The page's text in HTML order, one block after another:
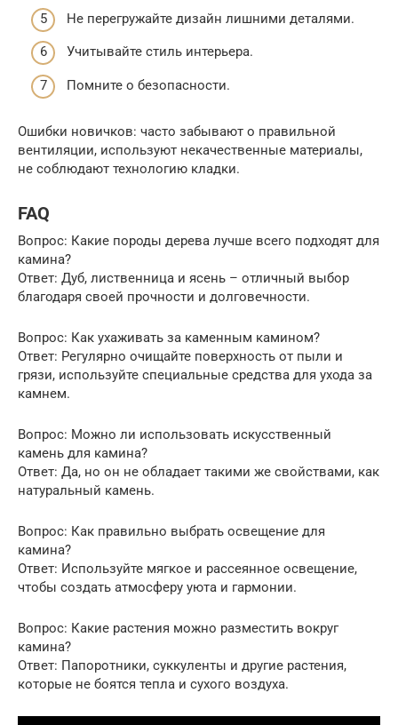
Не перегружайте дизайн лишними деталями.
Учитывайте стиль интерьера.
Помните о безопасности.
Ошибки новичков: часто забывают о правильной
вентиляции, используют некачественные материалы,
не соблюдают технологию кладки.
FAQ
Вопрос: Какие породы дерева лучше всего подходят для
камина?
Ответ: Дуб, лиственница и ясень – отличный выбор
благодаря своей прочности и долговечности.
Вопрос: Как ухаживать за каменным камином?
Ответ: Регулярно очищайте поверхность от пыли и
грязи, используйте специальные средства для ухода за
камнем.
Вопрос: Можно ли использовать искусственный
камень для камина?
Ответ: Да, но он не обладает такими же свойствами, как
натуральный камень.
Вопрос: Как правильно выбрать освещение для
камина?
Ответ: Используйте мягкое и рассеянное освещение,
чтобы создать атмосферу уюта и гармонии.
Вопрос: Какие растения можно разместить вокруг
камина?
Ответ: Папоротники, суккуленты и другие растения,
которые не боятся тепла и сухого воздуха.